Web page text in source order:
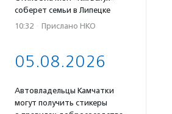
соберет семьи в Липецке
10:32 · Прислано НКО
05.08.2026
Автовладельцы Камчатки
могут получить стикеры